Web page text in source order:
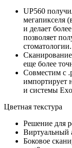
UP560
мегапикселя
и делает
позволяет
стоматологии.
еще более
Совместим с
импортирует
и системы
Цветная текстура
Решение для
Виртуальный
Боковое